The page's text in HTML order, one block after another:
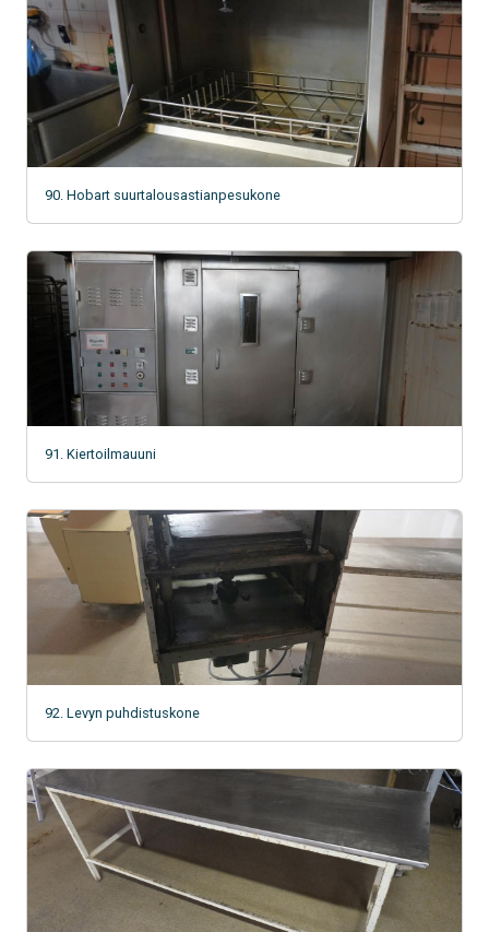
90. Hobart suurtalousastianpesukone
91. Kiertoilmauuni
92. Levyn puhdistuskone